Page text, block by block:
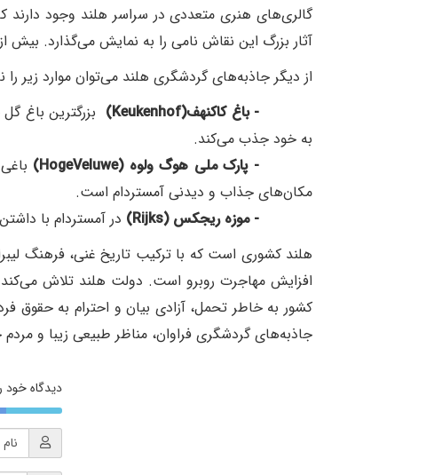
گالری‌های هنری متعددی در سراسر هلند وجود دارند
آثار بزرگ این نقاش نامی را به نمایش می‌گذارد. بیش از 200 اثر از ون گوگ و چند نقاش بزرگ دیگر که از دوستان ون گوگ بوده‌اند در این موزه قرار دارد
از دیگر جاذبه‌های گردشگری هلند می‌توان موارد زیر را
- باغ کاکنهف(Keukenhof) بزرگترین باغ
به خود جذب می‌کند.
- پارک ملی هوگ ولوه (HogeVeluwe)
مکان‌های جذاب و دیدنی آمستردام است.
- موزه ریجکس (Rijks) در آمستردام با
هلند کشوری است که با ترکیب تاریخ غنی، فرهنگ
افزایش مهاجرت روبرو است. دولت هلند تلاش می‌کند
کشور به خاطر تحمل، آزادی بیان و احترام به حقوق
جاذبه‌های گردشگری فراوان، مناظر طبیعی زیبا و
دیدگاه خود